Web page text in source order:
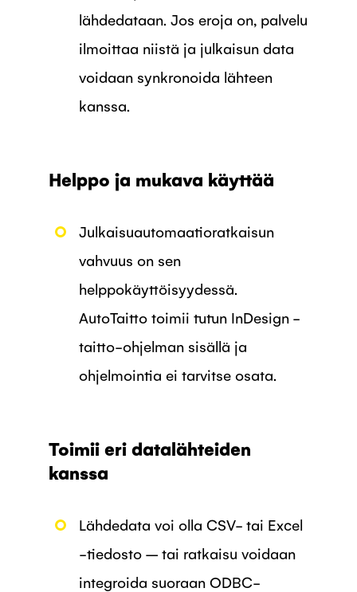
lähdedataan. Jos eroja on, palvelu
ilmoittaa niistä ja julkaisun data
voidaan synkronoida lähteen
kanssa.
Helppo ja mukava käyttää
Julkaisuautomaatioratkaisun
vahvuus on sen
helppokäyttöisyydessä.
AutoTaitto toimii tutun InDesign -
taitto-ohjelman sisällä ja
ohjelmointia ei tarvitse osata.
Toimii eri datalähteiden
kanssa
Lähdedata voi olla CSV- tai Excel
-tiedosto – tai ratkaisu voidaan
integroida suoraan ODBC-